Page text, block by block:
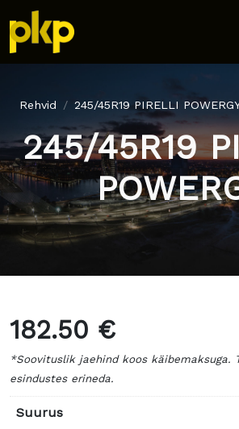
Rehvid 245/45R19 PIRELLI
245/45R19
182.50 €
*Soovituslik jaehind koos käibemaksuga.
esindustes erineda.
Suurus